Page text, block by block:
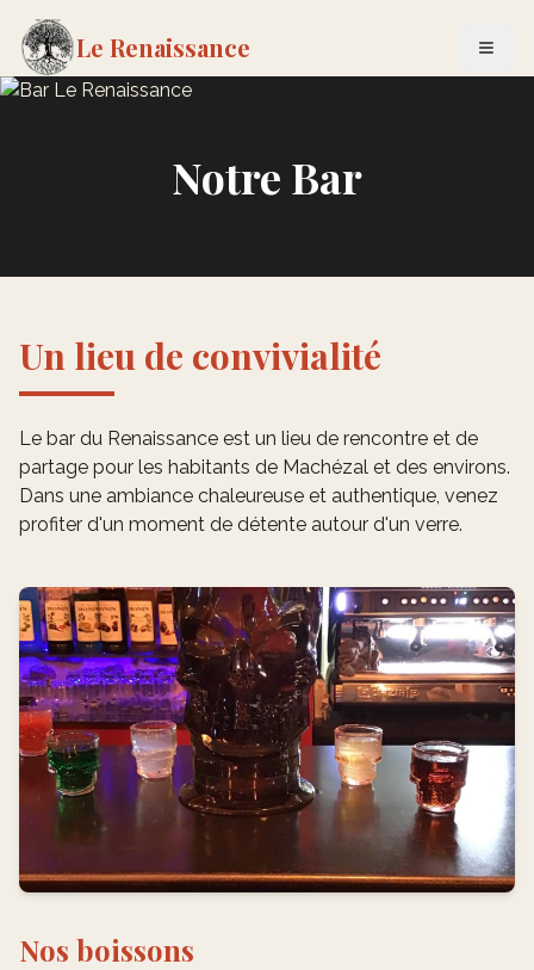
Le Renaissance
Notre Bar
Un lieu de convivialité
Le bar du Renaissance est un lieu de rencontre et de
partage pour les habitants de Machézal et des environs.
Dans une ambiance chaleureuse et authentique, venez
profiter d'un moment de détente autour d'un verre.
Nos boissons